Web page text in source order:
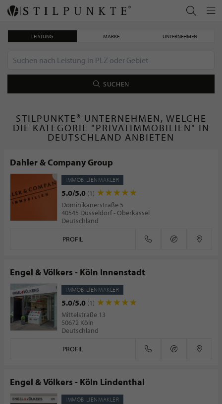
LEISTUNG MARKE UNTERNEHMEN
SUCHEN
STILPUNKTE® UNTERNEHMEN, WELCHE
DIE KATEGORIE "PRIVATIMMOBILIEN" IN
DEUTSCHLAND ANBIETEN
Dahler & Company Group
IMMOBILIENMAKLER
5.0/5.0 (1)
Dominikanerstraße 5
40545 Düsseldorf - Oberkassel
Deutschland
PROFIL
Engel & Völkers - Köln Innenstadt
IMMOBILIENMAKLER
5.0/5.0 (1)
Mittelstraße 13
50672 Köln
Deutschland
PROFIL
Engel & Völkers - Köln Lindenthal
IMMOBILIENMAKLER